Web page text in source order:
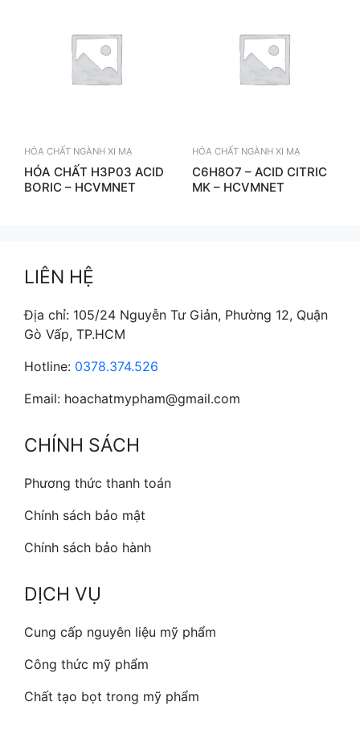
HÓA CHẤT NGÀNH XI MẠ
HÓA CHẤT H3P03 ACID
BORIC – HCVMNET
HÓA CHẤT NGÀNH XI MẠ
C6H8O7 – ACID CITRIC
MK – HCVMNET
LIÊN HỆ
Địa chỉ: 105/24 Nguyễn Tư Giản, Phường 12, Quận
Gò Vấp, TP.HCM
Hotline: 0378.374.526
Email: hoachatmypham@gmail.com
CHÍNH SÁCH
Phương thức thanh toán
Chính sách bảo mật
Chính sách bảo hành
DỊCH VỤ
Cung cấp nguyên liệu mỹ phẩm
Công thức mỹ phẩm
Chất tạo bọt trong mỹ phẩm